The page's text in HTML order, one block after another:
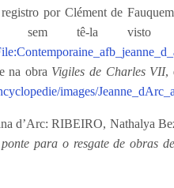
por Clément de
sem tê-la
na obra Vigiles de Charles VII,
images/
d’Arc: RIBEIRO, Nathalya
para o resgate de obras